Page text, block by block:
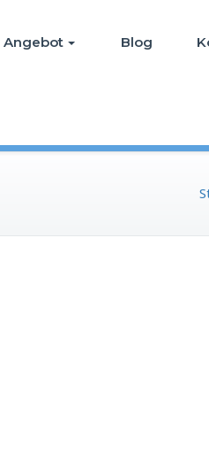
Angebot Blog